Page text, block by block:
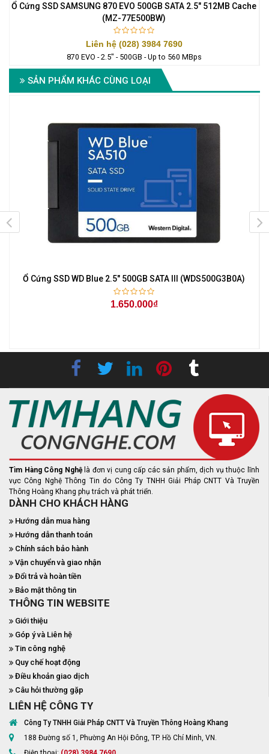
Ổ Cứng SSD SAMSUNG 870 EVO 500GB SATA 2.5" 512MB Cache
(MZ-77E500BW)
Liên hệ (028) 3984 7690
870 EVO - 2.5" - 500GB - Up to 560 MBps
SẢN PHẨM KHÁC CÙNG LOẠI
Ổ Cứng SSD WD Blue 2.5" 500GB SATA III (WDS500G3B0A)
1.650.000₫
Tìm Hàng Công Nghệ là đơn vị cung cấp các sản phẩm, dịch vụ thuộc lĩnh
vực Công Nghệ Thông Tin do Công Ty TNHH Giải Pháp CNTT Và Truyền
Thông Hoàng Khang phụ trách và phát triển.
DÀNH CHO KHÁCH HÀNG
Hướng dẫn mua hàng
Hướng dẫn thanh toán
Chính sách bảo hành
Vận chuyển và giao nhận
Đổi trả và hoàn tiền
Bảo mật thông tin
THÔNG TIN WEBSITE
Giới thiệu
Góp ý và Liên hệ
Tin công nghệ
Quy chế hoạt động
Điều khoản giao dịch
Câu hỏi thường gặp
LIÊN HỆ CÔNG TY
Công Ty TNHH Giải Pháp CNTT Và Truyền Thông Hoàng Khang
188 Đường số 1, Phường An Hội Đông, TP. Hồ Chí Minh, VN.